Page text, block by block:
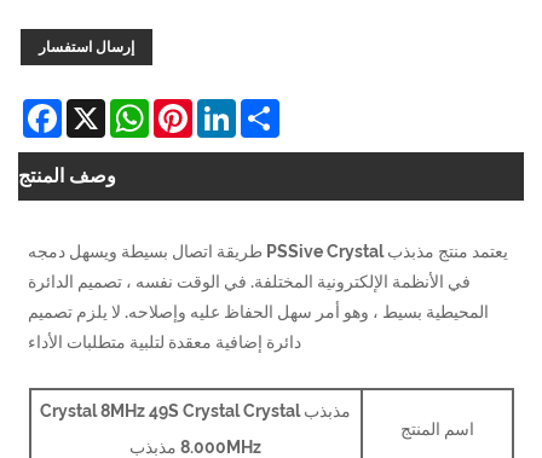
إرسال استفسار
Facebook X
WhatsApp
PinterestLinkedIn
وصف المنتج
يعتمد منتج مذبذب PSSive Crystal طريقة اتصال بسيطة ويسهل دمجه
في الأنظمة الإلكترونية المختلفة. في الوقت نفسه ، تصميم الدائرة
بسيط ، وهو أمر سهل الحفاظ عليه وإصلاحه. لا يلزم تصميم
دائرة إضافية معقدة لتلبية متطلبات الأداء
اسم المنتج
مذبذب Crystal 8MHz 49S Crystal Crystal
8.000MHz مذبذب